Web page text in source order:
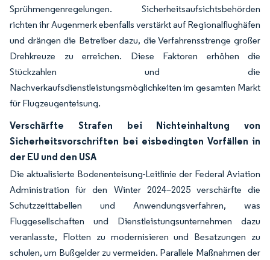
Sprühmengenregelungen. Sicherheitsaufsichtsbehörden
richten ihr Augenmerk ebenfalls verstärkt auf Regionalflughäfen
und drängen die Betreiber dazu, die Verfahrensstrenge großer
Drehkreuze zu erreichen. Diese Faktoren erhöhen die
Stückzahlen und die
Nachverkaufsdienstleistungsmöglichkeiten im gesamten Markt
für Flugzeugenteisung.
Verschärfte Strafen bei Nichteinhaltung von
Sicherheitsvorschriften bei eisbedingten Vorfällen in
der EU und den USA
Die aktualisierte Bodenenteisung-Leitlinie der Federal Aviation
Administration für den Winter 2024–2025 verschärfte die
Schutzzeittabellen und Anwendungsverfahren, was
Fluggesellschaften und Dienstleistungsunternehmen dazu
veranlasste, Flotten zu modernisieren und Besatzungen zu
schulen, um Bußgelder zu vermeiden. Parallele Maßnahmen der